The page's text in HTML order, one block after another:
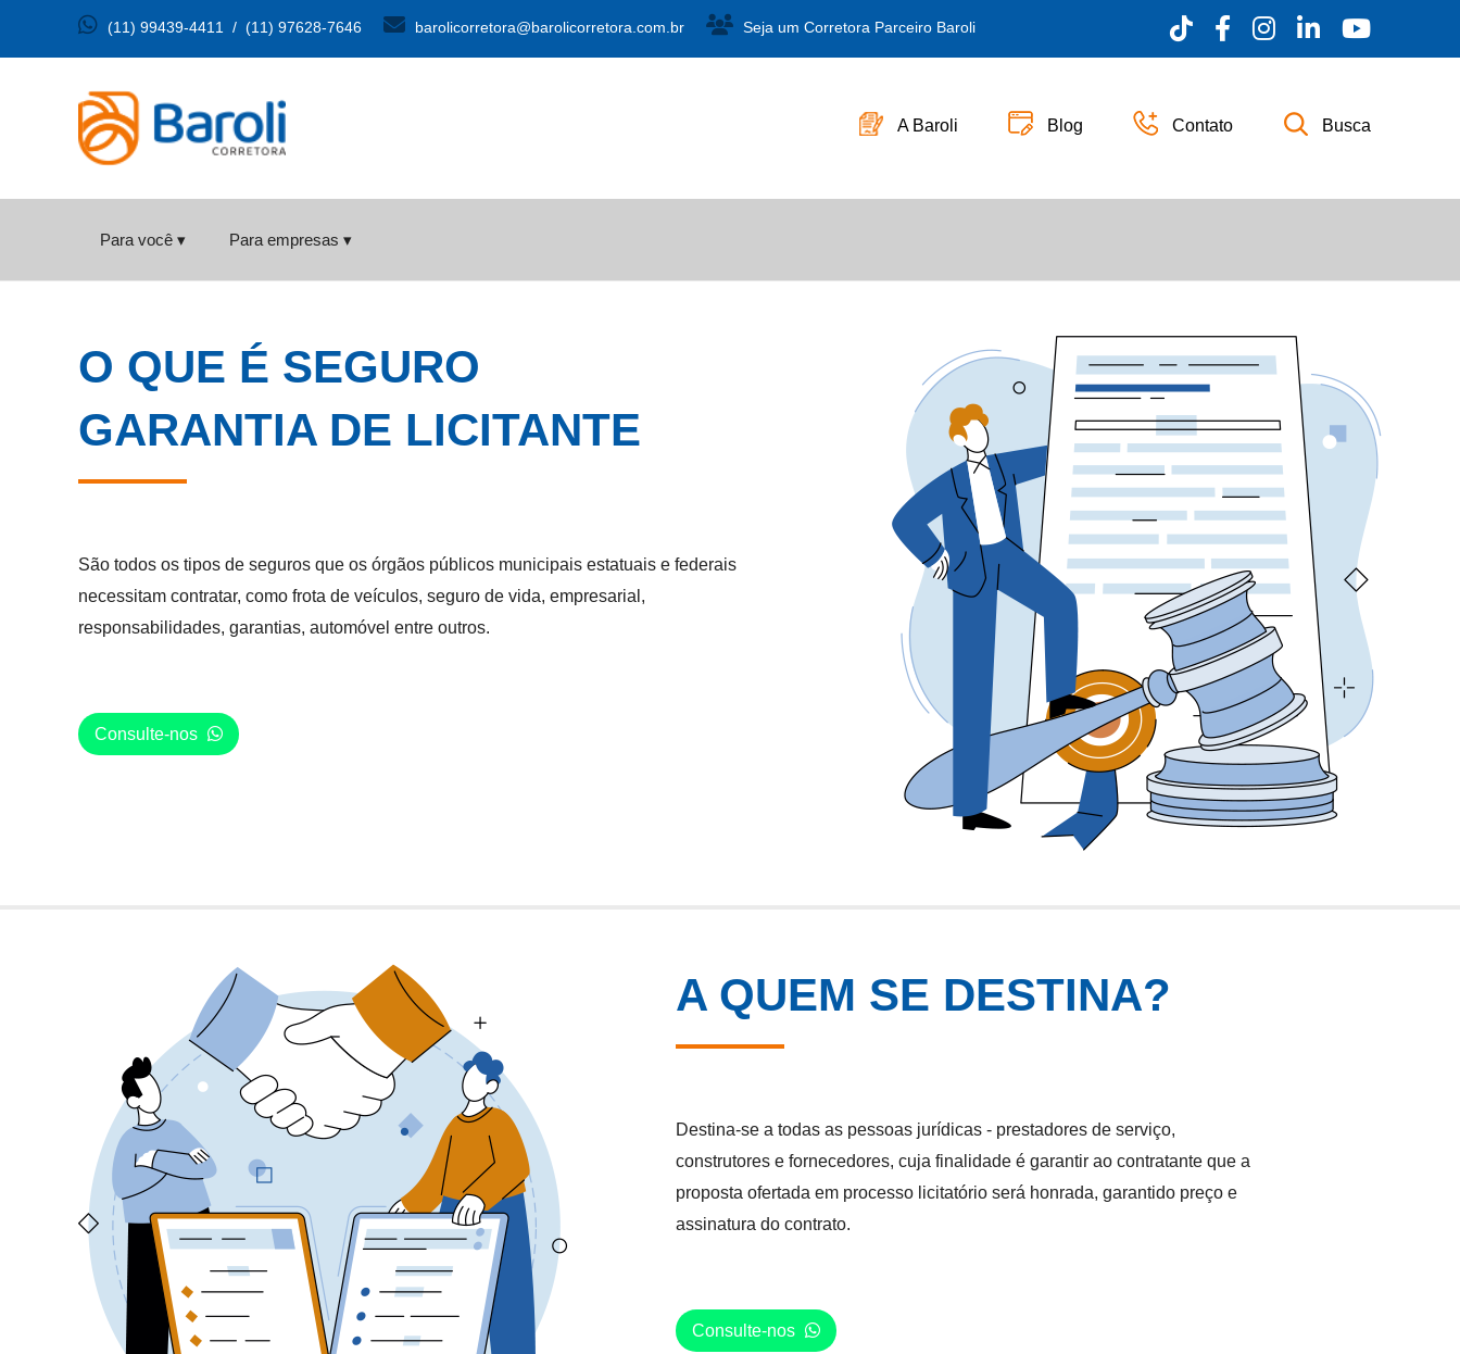
(11) 99439-4411 / (11) 97628-7646 barolicorretora@barolicorretora.com.br Seja um Corretora Parceiro Baroli
A Baroli Blog Contato Busca
Para você ▾ Para empresas ▾
O QUE É SEGURO
GARANTIA DE LICITANTE
São todos os tipos de seguros que os órgãos públicos municipais estatuais e federais
necessitam contratar, como frota de veículos, seguro de vida, empresarial,
responsabilidades, garantias, automóvel entre outros.
Consulte-nos
A QUEM SE DESTINA?
Destina-se a todas as pessoas jurídicas - prestadores de serviço,
construtores e fornecedores, cuja finalidade é garantir ao contratante que a
proposta ofertada em processo licitatório será honrada, garantido preço e
assinatura do contrato.
Consulte-nos